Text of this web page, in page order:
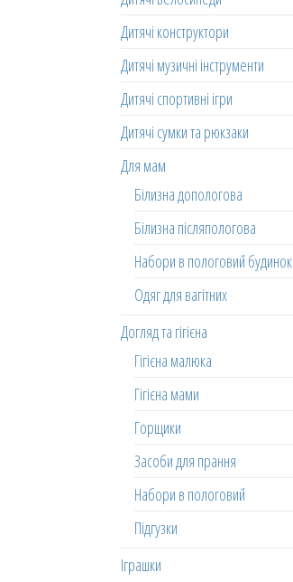
Дитячі конструктори
Дитячі музичні інструменти
Дитячі спортивні ігри
Дитячі сумки та рюкзаки
Для мам
Білизна допологова
Білизна післяпологова
Набори в пологовий будинок
Одяг для вагітних
Догляд та гігієна
Гігієна малюка
Гігієна мами
Горщики
Засоби для прання
Набори в пологовий
Підгузки
Іграшки